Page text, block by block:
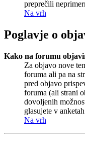
preprečili
Na vrh
Poglavje o
Kako na forumu
Za objavo nove
foruma ali pa na
pred objavo
foruma (ali strani
dovoljenih
glasujete v
Na vrh